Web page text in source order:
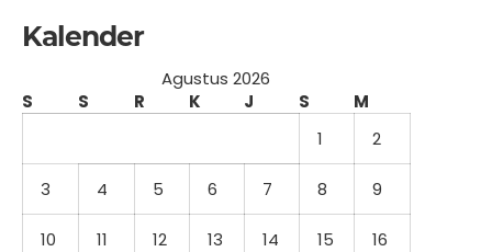
Kalender
Agustus 2026
S
S R K J S
M
1
2
3 4 5 6 7 8 9
10 11 12 13 14 15 16